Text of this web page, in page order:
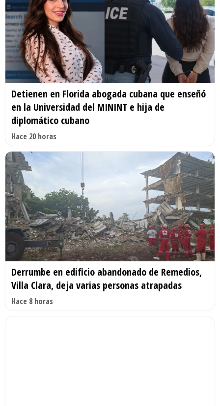
Detienen en Florida abogada cubana que enseñó
en la Universidad del MININT e hija de
diplomático cubano
Hace 20 horas
Derrumbe en edificio abandonado de Remedios,
Villa Clara, deja varias personas atrapadas
Hace 8 horas